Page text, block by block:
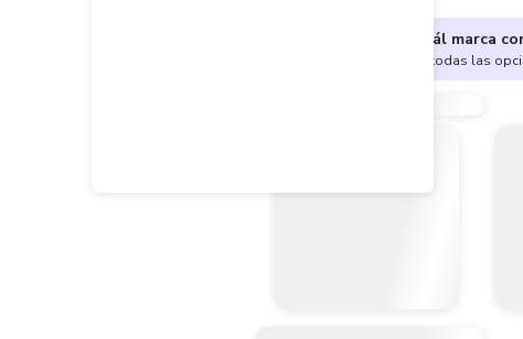
¿No sabes cuál marca
Encuentra aquí todas las